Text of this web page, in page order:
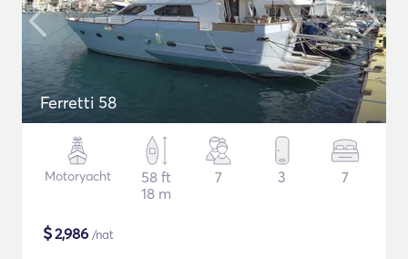
Ferretti 58
Motoryacht
58 ft
18 m
7 3 7
$2,986 /nat